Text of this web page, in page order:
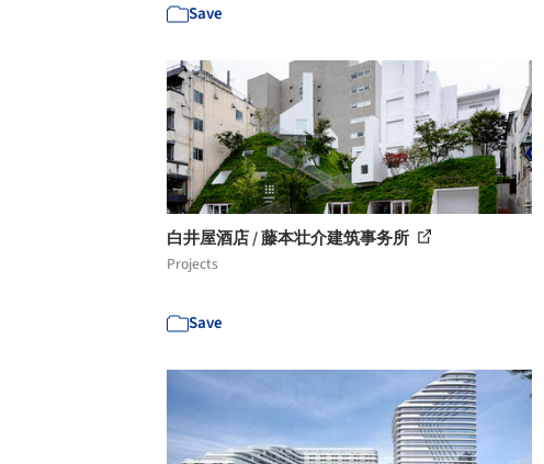
Save
白井屋酒店 / 藤本壮介建筑事务所
Projects
Save